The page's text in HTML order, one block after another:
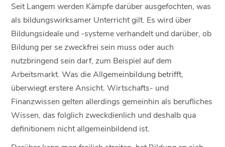
Seit Langem werden Kämpfe darüber ausgefochten, was
als bildungswirksamer Unterricht gilt. Es wird über
Bildungsideale und -systeme verhandelt und darüber, ob
Bildung per se zweckfrei sein muss oder auch
nutzbringend sein darf, zum Beispiel auf dem
Arbeitsmarkt. Was die Allgemeinbildung betrifft,
überwiegt erstere Ansicht. Wirtschafts- und
Finanzwissen gelten allerdings gemeinhin als berufliches
Wissen, das folglich zweckdienlich und deshalb qua
definitionem nicht allgemeinbildend ist.